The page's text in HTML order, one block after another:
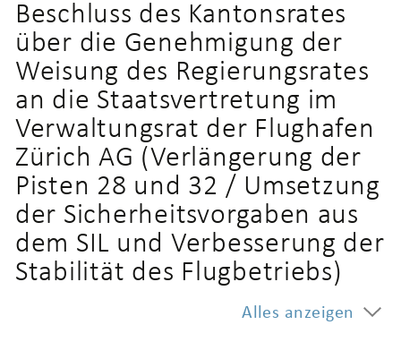
Beschluss des Kantonsrates
über die Genehmigung der
Weisung des Regierungsrates
an die Staatsvertretung im
Verwaltungsrat der Flughafen
Zürich AG (Verlängerung der
Pisten 28 und 32 / Umsetzung
der Sicherheitsvorgaben aus
dem SIL und Verbesserung der
Stabilität des Flugbetriebs)
Alles anzeigen